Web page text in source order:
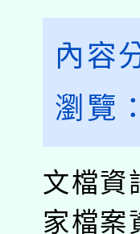
內容
瀏覽：
文檔資
家檔案